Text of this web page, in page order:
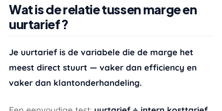
Wat is de relatie tussen marge en
uurtarief?
Je uurtarief is de variabele die de marge het
meest direct stuurt — vaker dan efficiency en
vaker dan klantonderhandeling.